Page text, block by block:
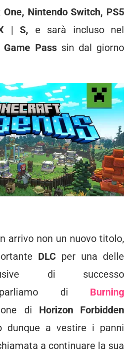
One, Nintendo Switch, PS5
| S, e sarà incluso nel
Game Pass sin dal giorno
arrivo non un nuovo titolo,
DLC per una delle
di successo
parliamo di Burning
di Horizon Forbidden
dunque a vestire i panni
a continuare la sua